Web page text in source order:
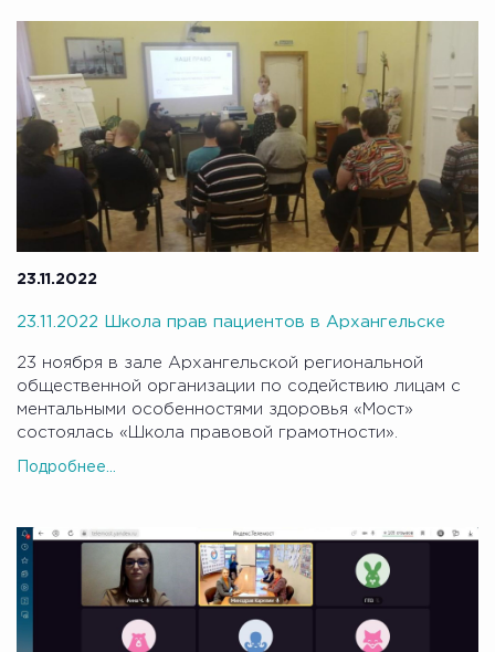
23.11.2022
23.11.2022 Школа прав пациентов в Архангельске
23 ноября в зале Архангельской региональной
общественной организации по содействию лицам с
ментальными особенностями здоровья «Мост»
состоялась «Школа правовой грамотности».
Подробнее...